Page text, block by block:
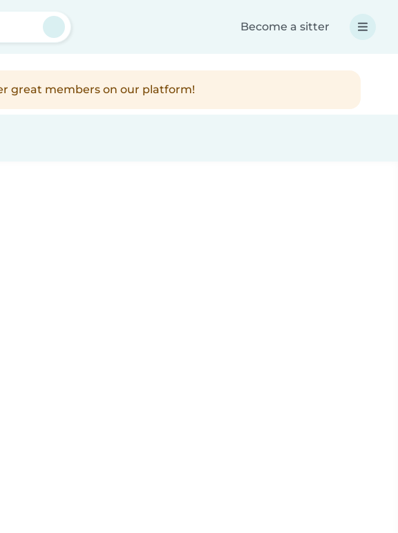
Become a sitter
great members on our platform!